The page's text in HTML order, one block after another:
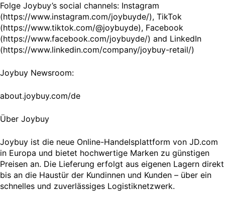
Folge Joybuy’s social channels: Instagram
(https://www.instagram.com/joybuyde/), TikTok
(https://www.tiktok.com/@joybuyde), Facebook
(https://www.facebook.com/joybuyde/) and LinkedIn
(https://www.linkedin.com/company/joybuy-retail/)
Joybuy Newsroom:
about.joybuy.com/de
Über Joybuy
Joybuy ist die neue Online-Handelsplattform von JD.com
in Europa und bietet hochwertige Marken zu günstigen
Preisen an. Die Lieferung erfolgt aus eigenen Lagern direkt
bis an die Haustür der Kundinnen und Kunden – über ein
schnelles und zuverlässiges Logistiknetzwerk.